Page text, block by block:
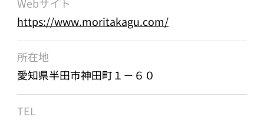
https://www.moritakagu.com/
所在地
愛知県半田市神田町１－６０
TEL